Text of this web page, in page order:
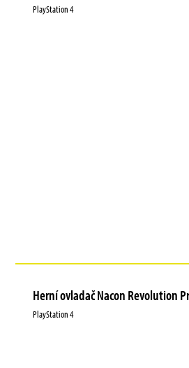
PlayStation 4
Herní ovladač Nacon Revolution
PlayStation 4